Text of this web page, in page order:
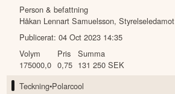
Person & befattning
Håkan Lennart Samuelsson,Styrelseledamot
Publicerat:04 Oct 2023 14:35
Volym
175000,0
Pris
0,75
Summa
131 250 SEK
Teckning•Polarcool